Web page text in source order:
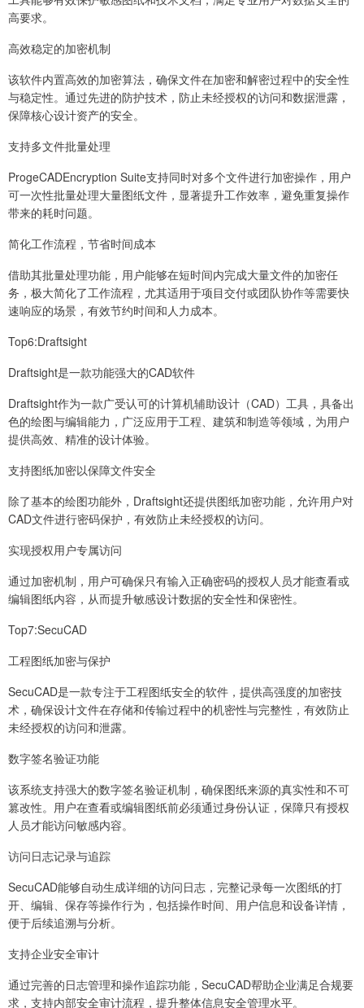
高要求。
高效稳定的加密机制
该软件内置高效的加密算法，确保文件在加密和解密过程中的安全性
与稳定性。通过先进的防护技术，防止未经授权的访问和数据泄露，
保障核心设计资产的安全。
支持多文件批量处理
ProgeCADEncryption Suite支持同时对多个文件进行加密操作，用户
可一次性批量处理大量图纸文件，显著提升工作效率，避免重复操作
带来的耗时问题。
简化工作流程，节省时间成本
借助其批量处理功能，用户能够在短时间内完成大量文件的加密任
务，极大简化了工作流程，尤其适用于项目交付或团队协作等需要快
速响应的场景，有效节约时间和人力成本。
Top6:Draftsight
Draftsight是一款功能强大的CAD软件
Draftsight作为一款广受认可的计算机辅助设计（CAD）工具，具备出
色的绘图与编辑能力，广泛应用于工程、建筑和制造等领域，为用户
提供高效、精准的设计体验。
支持图纸加密以保障文件安全
除了基本的绘图功能外，Draftsight还提供图纸加密功能，允许用户对
CAD文件进行密码保护，有效防止未经授权的访问。
实现授权用户专属访问
通过加密机制，用户可确保只有输入正确密码的授权人员才能查看或
编辑图纸内容，从而提升敏感设计数据的安全性和保密性。
Top7:SecuCAD
工程图纸加密与保护
SecuCAD是一款专注于工程图纸安全的软件，提供高强度的加密技
术，确保设计文件在存储和传输过程中的机密性与完整性，有效防止
未经授权的访问和泄露。
数字签名验证功能
该系统支持强大的数字签名验证机制，确保图纸来源的真实性和不可
篡改性。用户在查看或编辑图纸前必须通过身份认证，保障只有授权
人员才能访问敏感内容。
访问日志记录与追踪
SecuCAD能够自动生成详细的访问日志，完整记录每一次图纸的打
开、编辑、保存等操作行为，包括操作时间、用户信息和设备详情，
便于后续追溯与分析。
支持企业安全审计
通过完善的日志管理和操作追踪功能，SecuCAD帮助企业满足合规要
求，支持内部安全审计流程，提升整体信息安全管理水平。